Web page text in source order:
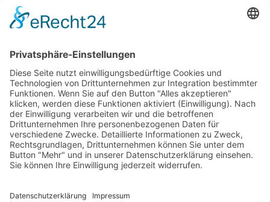
Kontaktieren Sie uns
WalBee
Bizzmade GmbH
Gießereistraße 29
83022 Rosenheim
Tel.:+49 8031 282 09 50
Web:
www.walbee.de